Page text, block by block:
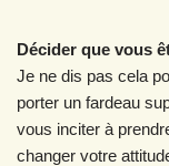
Décider que vous
Je ne dis pas cela
porter un fardeau
vous inciter à
changer votre